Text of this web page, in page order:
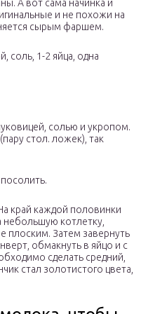
А вот сама начинка и
и не похожи на
сырым фаршем.
соль, 1-2 яйца, одна
солью и укропом.
стол. ложек), так
край каждой половинки
котлетку,
плоским. Затем завернуть
обмакнуть в яйцо и с
сделать средний,
стал золотистого цвета,